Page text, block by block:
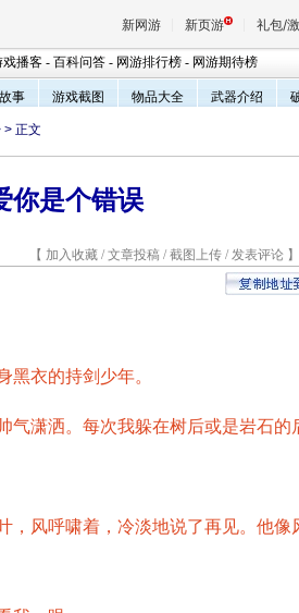
新网游 新页游 礼包/
戏播客 - 百科问答 - 网游排行榜 - 网游期待榜
事 游戏截图 物品大全 武器介绍
> 正文
你是个错误
【 加入收藏/ 文章投稿 / 截图上传/ 发表评论】
黑衣的持剑少年。
气潇洒。每次我躲在树后或是岩石的
，风呼啸着，冷淡地说了再见。他像